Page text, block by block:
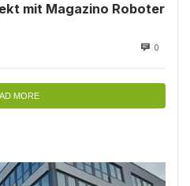
mit Magazino Roboter
0
MORE